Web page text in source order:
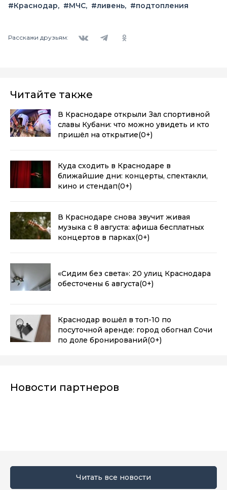
#Краснодар #МЧС #ливень #подтопления
Расскажи друзьям:
Читайте также
В Краснодаре открыли Зал спортивной
славы Кубани: что можно увидеть и кто
пришёл на открытие(0+)
Куда сходить в Краснодаре в
ближайшие дни: концерты, спектакли,
кино и стендап(0+)
В Краснодаре снова звучит живая
музыка с 8 августа: афиша бесплатных
концертов в парках(0+)
«Сидим без света»: 20 улиц Краснодара
обесточены 6 августа(0+)
Краснодар вошёл в топ-10 по
посуточной аренде: город обогнал Сочи
по доле бронирований(0+)
Новости партнеров
Читать все новости